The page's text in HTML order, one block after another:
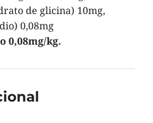
de glicina) 10mg,
0,08mg
0,08mg/kg.